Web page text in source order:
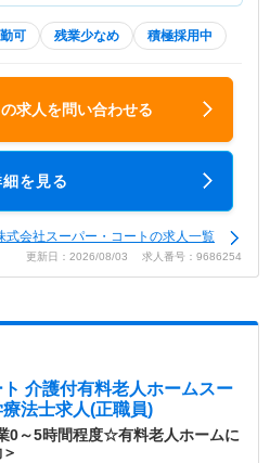
可 残業少なめ 積極採用中
求人を問い合わせる
細を見る
式会社スーパー・コートの求人一覧
更新日：2026/08/03 求人番号：9686254
介護付有料老人ホームスー
法士求人(正職員)
0～5時間程度☆有料老人ホームに